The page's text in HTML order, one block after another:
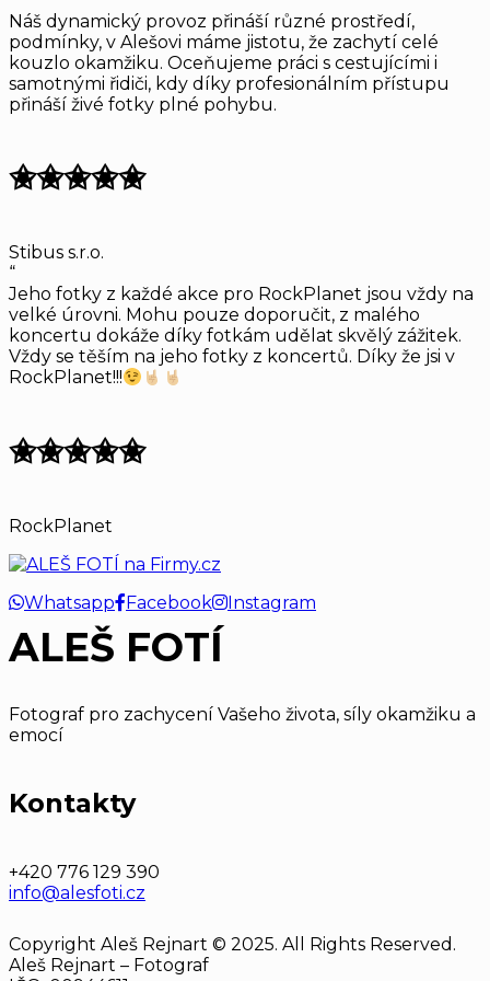
Náš dynamický provoz přináší různé prostředí,
podmínky, v Alešovi máme jistotu, že zachytí celé
kouzlo okamžiku. Oceňujeme práci s cestujícími i
samotnými řidiči, kdy díky profesionálním přístupu
přináší živé fotky plné pohybu.
✬✬✬✬✬
Stibus s.r.o.
“
Jeho fotky z každé akce pro RockPlanet jsou vždy na
velké úrovni. Mohu pouze doporučit, z malého
koncertu dokáže díky fotkám udělat skvělý zážitek.
Vždy se těším na jeho fotky z koncertů. Díky že jsi v
RockPlanet!!!
✬✬✬✬✬
RockPlanet
Whatsapp Facebook Instagram
ALEŠ FOTÍ
Fotograf pro zachycení Vašeho života, síly okamžiku a
emocí
Kontakty
+420 776 129 390
info@alesfoti.cz
Copyright Aleš Rejnart © 2025. All Rights Reserved.
Aleš Rejnart – Fotograf